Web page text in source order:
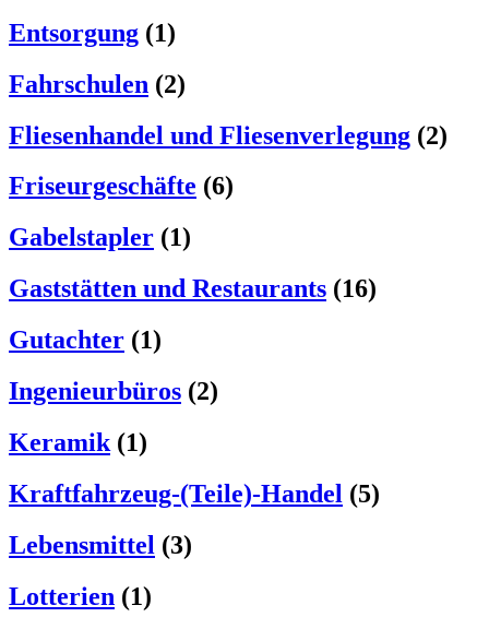
Entsorgung (1)
Fahrschulen (2)
Fliesenhandel und Fliesenverlegung (2)
Friseurgeschäfte (6)
Gabelstapler (1)
Gaststätten und Restaurants (16)
Gutachter (1)
Ingenieurbüros (2)
Keramik (1)
Kraftfahrzeug-(Teile)-Handel (5)
Lebensmittel (3)
Lotterien (1)